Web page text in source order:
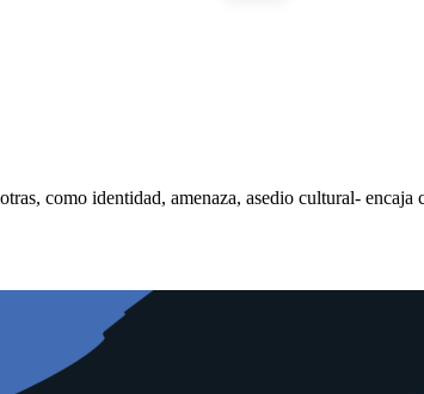
como identidad, amenaza, asedio cultural- encaja